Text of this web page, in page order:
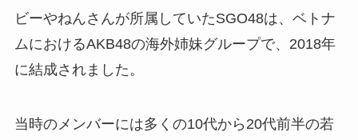
ビーやねんさんが所属していたSGO48は、ベトナ
ムにおけるAKB48の海外姉妹グループで、2018年
に結成されました。
当時のメンバーには多くの10代から20代前半の若